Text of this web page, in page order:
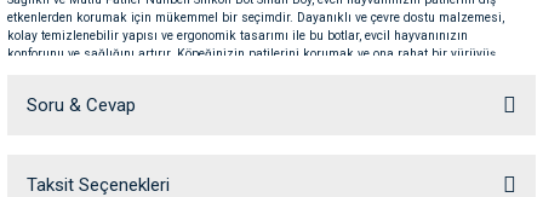
etkenlerden korumak için mükemmel bir seçimdir. Dayanıklı ve çevre dostu malzemesi,
kolay temizlenebilir yapısı ve ergonomik tasarımı ile bu botlar, evcil hayvanınızın
konforunu ve sağlığını artırır. Köpeğinizin patilerini korumak ve ona rahat bir yürüyüş
Soru & Cevap
Ürün hakkında henüz soru sorulmamış.
Taksit Seçenekleri